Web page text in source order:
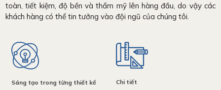
toàn, tiết kiệm, độ bền và thẩm mỹ lên hàng đầu, do vậy các
khách hàng có thể tin tưởng vào đội ngũ của chúng tôi.
Sáng tạo trong từng thiết kế Chi tiết